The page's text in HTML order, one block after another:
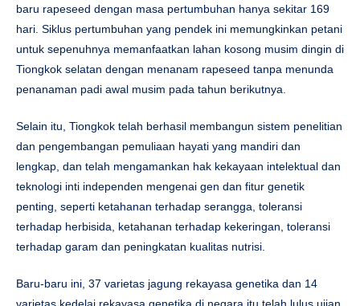
baru rapeseed dengan masa pertumbuhan hanya sekitar 169
hari. Siklus pertumbuhan yang pendek ini memungkinkan petani
untuk sepenuhnya memanfaatkan lahan kosong musim dingin di
Tiongkok selatan dengan menanam rapeseed tanpa menunda
penanaman padi awal musim pada tahun berikutnya.
Selain itu, Tiongkok telah berhasil membangun sistem penelitian
dan pengembangan pemuliaan hayati yang mandiri dan
lengkap, dan telah mengamankan hak kekayaan intelektual dan
teknologi inti independen mengenai gen dan fitur genetik
penting, seperti ketahanan terhadap serangga, toleransi
terhadap herbisida, ketahanan terhadap kekeringan, toleransi
terhadap garam dan peningkatan kualitas nutrisi.
Baru-baru ini, 37 varietas jagung rekayasa genetika dan 14
varietas kedelai rekayasa genetika di negara itu telah lulus ujian